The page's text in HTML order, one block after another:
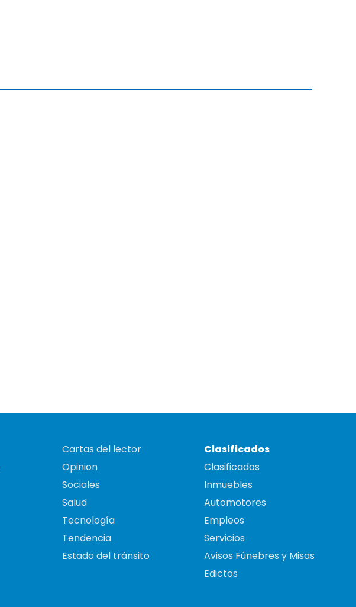
Cartas del lector
Opinion
Sociales
Salud
Tecnología
Tendencia
Estado del tránsito
Clasificados
Clasificados
Inmuebles
Automotores
Empleos
Servicios
Avisos Fúnebres y Misas
Edictos